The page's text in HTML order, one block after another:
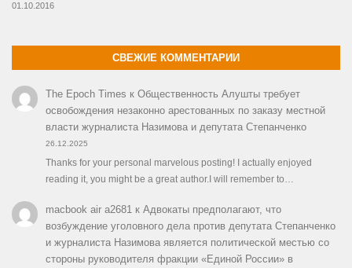
01.10.2016
СВЕЖИЕ КОММЕНТАРИИ
The Epoch Times к Общественность Алушты требует
освобождения незаконно арестованных по заказу местной
власти журналиста Назимова и депутата Степанченко
26.12.2025
Thanks for your personal marvelous posting! I actually enjoyed
reading it, you might be a great author.I will remember to…
macbook air a2681 к Адвокаты предполагают, что
возбуждение уголовного дела против депутата Степанченко
и журналиста Назимова является политической местью со
стороны руководителя фракции «Единой России» в